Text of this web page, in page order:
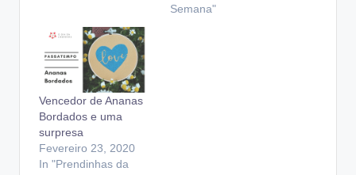
Semana"
Vencedor de Ananas
Bordados e uma
surpresa
Fevereiro 23, 2020
In "Prendinhas da